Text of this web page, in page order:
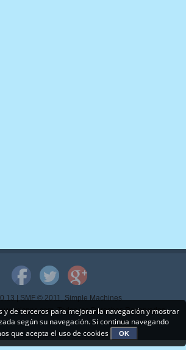
|SMF © 2011,Simple Machines
Todos los Derechos Reservados.
y de terceros para mejorar la navegación y mostrar
según su navegación. Si continua navegando
que acepta el uso de cookies
OK